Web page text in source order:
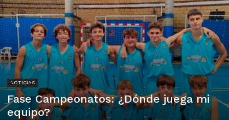
NOTICIAS
Fase Campeonatos: ¿Dónde juega mi
equipo?